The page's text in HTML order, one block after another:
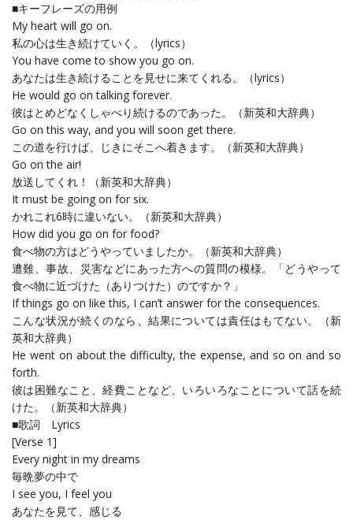
■キーフレーズの用例
My heart will go on.
私の心は生き続けていく。（lyrics）
You have come to show you go on.
あなたは生き続けることを見せに来てくれる。（lyrics）
He would go on talking forever.
彼はとめどなくしゃべり続けるのであった。（新英和大辞典）
Go on this way, and you will soon get there.
この道を行けば、じきにそこへ着きます。（新英和大辞典）
Go on the air!
放送してくれ！（新英和大辞典）
It must be going on for six.
かれこれ6時に違いない。（新英和大辞典）
How did you go on for food?
食べ物の方はどうやっていましたか。（新英和大辞典）
遭難、事故、災害などにあった方への質問の模様。「どうやって
食べ物に近づけた（ありつけた）のですか？」
If things go on like this, I can’t answer for the consequences.
こんな状況が続くのなら、結果については責任はもてない。（新
英和大辞典）
He went on about the difficulty, the expense, and so on and so
forth.
彼は困難なこと、経費ことなど、いろいろなことについて話を続
けた。（新英和大辞典）
■歌詞 Lyrics
[Verse 1]
Every night in my dreams
毎晩夢の中で
I see you, I feel you
あなたを見て、感じる